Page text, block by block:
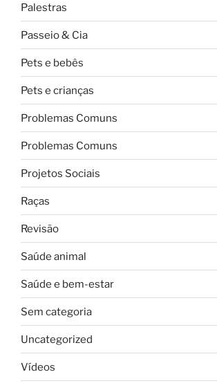
Palestras
Passeio & Cia
Pets e bebês
Pets e crianças
Problemas Comuns
Problemas Comuns
Projetos Sociais
Raças
Revisão
Saúde animal
Saúde e bem-estar
Sem categoria
Uncategorized
Vídeos